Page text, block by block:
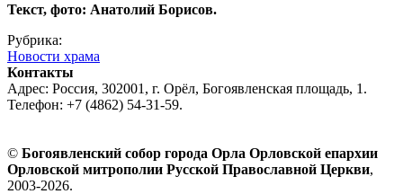
Текст, фото: Анатолий Борисов.
Рубрика:
Новости храма
Контакты
Адрес: Россия, 302001, г. Орёл, Богоявленская площадь, 1.
Телефон: +7 (4862) 54-31-59.
© Богоявленский собор города Орла Орловской епархии
Орловской митрополии Русской Православной Церкви,
2003-2026.